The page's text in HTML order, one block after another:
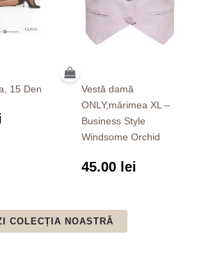
15 Den
Vestă damă
ONLY,mărimea XL –
Business Style
Windsome Orchid
45.00 lei
COLECȚIA NOASTRĂ